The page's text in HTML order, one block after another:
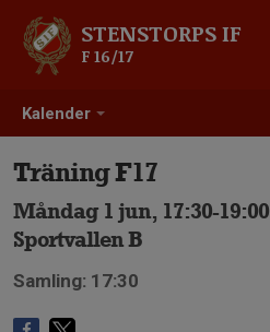
Kalender
STENSTORPS IF
F 16/17
Träning F17
Måndag 1 jun, 17:30-19:00
Sportvallen B
Samling: 17:30